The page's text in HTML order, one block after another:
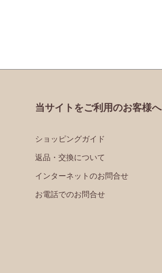
当サイトをご利用のお客様へ
ショッピングガイド
返品・交換について
インターネットのお問合せ
お電話でのお問合せ